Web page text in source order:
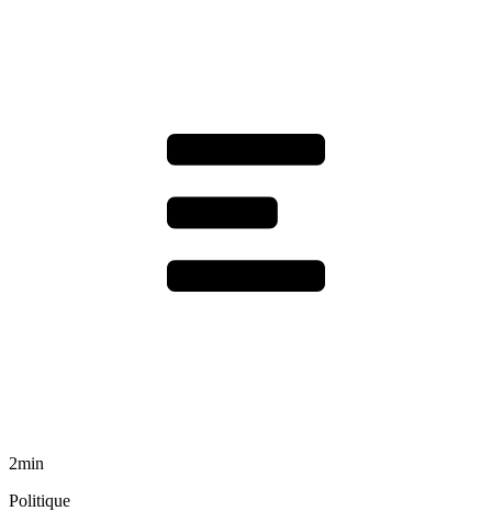
2min
Politique